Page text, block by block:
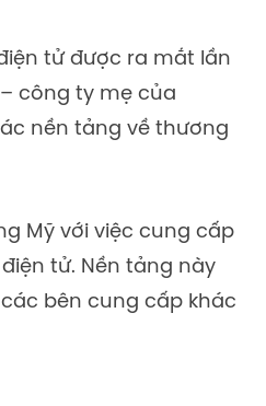
tử được ra mắt lần
– công ty mẹ của
nền tảng về thương
Mỹ với việc cung cấp
tử. Nền tảng này
bên cung cấp khác